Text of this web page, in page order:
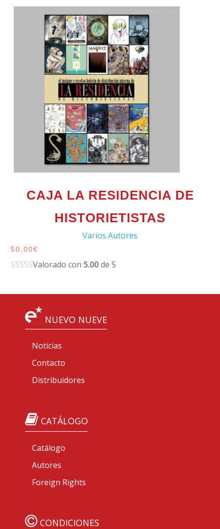
CAJA LA RESIDENCIA DE
HISTORIETISTAS
Varios Autores
50,00€
Valorado con 5.00de 5
NUEVO NUEVE
Noticias
Contacto
Distribuidores
CATÁLOGO
Catálogo
Autores
Foreign Rights
CONDICIONES